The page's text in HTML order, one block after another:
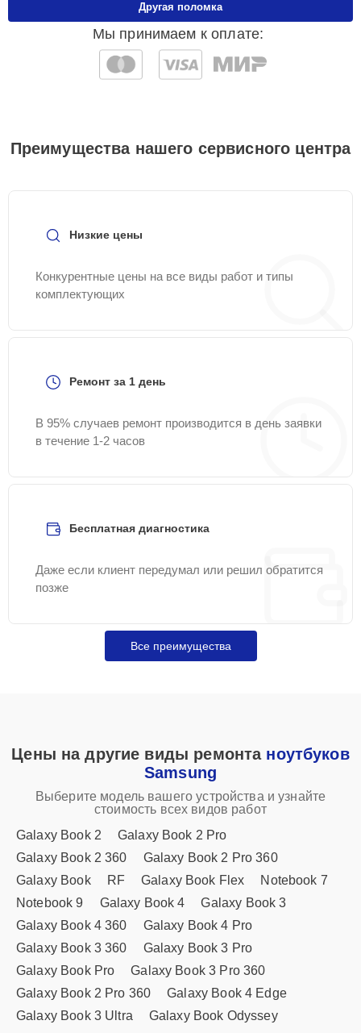
Мы принимаем к оплате:
Другая поломка
Преимущества нашего сервисного центра
Низкие цены
Конкурентные цены на все виды работ и типы
комплектующих
Ремонт за 1 день
В 95% случаев ремонт производится в день заявки
в течение 1-2 часов
Бесплатная диагностика
Даже если клиент передумал или решил обратится
позже
Все преимущества
Цены на другие виды ремонта ноутбуков
Samsung
Выберите модель вашего устройства и узнайте
стоимость всех видов работ
Galaxy Book 2
Galaxy Book 2 Pro
Galaxy Book 2 360
Galaxy Book 2 Pro 360
Galaxy Book
RF Galaxy Book Flex
Notebook 7
Notebook 9
Galaxy Book 4
Galaxy Book 3
Galaxy Book 4 360
Galaxy Book 4 Pro
Galaxy Book 3 360
Galaxy Book 3 Pro
Galaxy Book Pro
Galaxy Book 3 Pro 360
Galaxy Book 2 Pro 360
Galaxy Book 4 Edge
Galaxy Book 3 Ultra
Galaxy Book Odyssey